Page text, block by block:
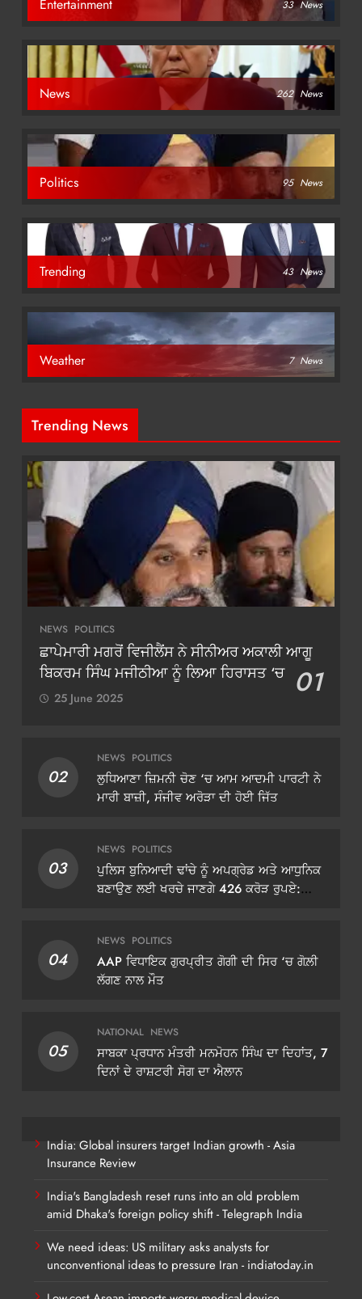
Entertainment 33 News
News 262 News
Politics 95 News
Trending 43 News
Weather 7 News
Trending News
NEWS POLITICS
ਛਾਪੇਮਾਰੀ ਮਗਰੋਂ ਵਿਜੀਲੈਂਸ ਨੇ ਸੀਨੀਅਰ ਅਕਾਲੀ ਆਗੂ
ਬਿਕਰਮ ਸਿੰਘ ਮਜੀਠੀਆ ਨੂੰ ਲਿਆ ਹਿਰਾਸਤ ‘ਚ 01
25 June 2025
02
NEWS POLITICS
ਲੁਧਿਆਣਾ ਜ਼ਿਮਨੀ ਚੋਣ ‘ਚ ਆਮ ਆਦਮੀ ਪਾਰਟੀ ਨੇ
ਮਾਰੀ ਬਾਜ਼ੀ, ਸੰਜੀਵ ਅਰੋੜਾ ਦੀ ਹੋਈ ਜਿੱਤ
03
NEWS POLITICS
ਪੁਲਿਸ ਬੁਨਿਆਦੀ ਢਾਂਚੇ ਨੂੰ ਅਪਗ੍ਰੇਡ ਅਤੇ ਆਧੁਨਿਕ
ਬਣਾਉਣ ਲਈ ਖਰਚੇ ਜਾਣਗੇ 426 ਕਰੋੜ ਰੁਪਏ:
04
NEWS POLITICS
AAP ਵਿਧਾਇਕ ਗੁਰਪ੍ਰੀਤ ਗੋਗੀ ਦੀ ਸਿਰ ‘ਚ ਗੋਲ਼ੀ
ਲੱਗਣ ਨਾਲ ਮੌਤ
05
NATIONAL NEWS
ਸਾਬਕਾ ਪ੍ਰਧਾਨ ਮੰਤਰੀ ਮਨਮੋਹਨ ਸਿੰਘ ਦਾ ਦਿਹਾਂਤ, 7
ਦਿਨਾਂ ਦੇ ਰਾਸ਼ਟਰੀ ਸੋਗ ਦਾ ਐਲਾਨ
India: Global insurers target Indian growth - Asia
Insurance Review
India's Bangladesh reset runs into an old problem
amid Dhaka's foreign policy shift - Telegraph India
We need ideas: US military asks analysts for
unconventional ideas to pressure Iran - indiatoday.in